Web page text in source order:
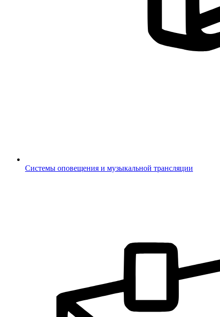
Системы оповещения и музыкальной трансляции